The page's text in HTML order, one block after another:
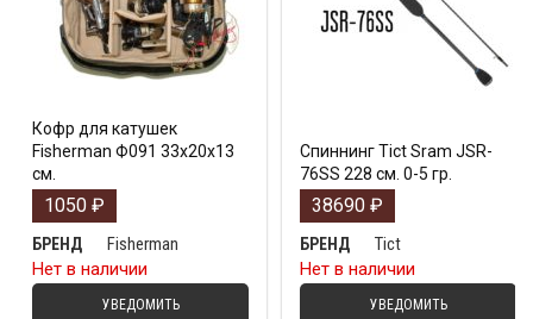
Кофр для катушек
Fisherman Ф091 33х20х13
см.
1050 ₽
БРЕНД
Fisherman
Нет в наличии
УВЕДОМИТЬ
Спиннинг Tict Sram JSR-
76SS 228 см. 0-5 гр.
38690 ₽
БРЕНД
Tict
Нет в наличии
УВЕДОМИТЬ